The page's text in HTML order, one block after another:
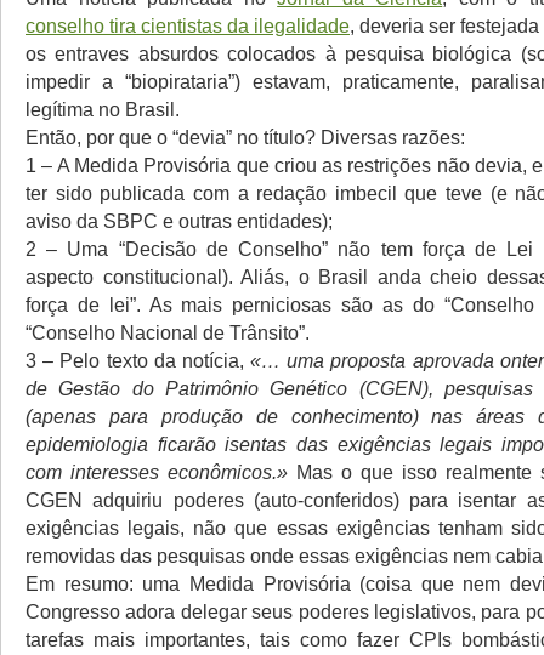
conselho tira cientistas da ilegalidade, deveria ser
os entraves absurdos colocados à pesquisa biológica
impedir a “biopirataria”) estavam, praticamente,
legítima no Brasil.
Então, por que o “devia” no título? Diversas razões:
1 – A Medida Provisória que criou as restrições não devia,
ter sido publicada com a redação imbecil que teve (e
aviso da SBPC e outras entidades);
2 – Uma “Decisão de Conselho” não tem força de Lei
aspecto constitucional). Aliás, o Brasil anda cheio
força de lei”. As mais perniciosas são as do “Conselho
“Conselho Nacional de Trânsito”.
3 – Pelo texto da notícia, «… uma proposta aprovada
de Gestão do Patrimônio Genético (CGEN),
(apenas para produção de conhecimento) nas áreas
epidemiologia ficarão isentas das exigências legais
com interesses econômicos.» Mas o que isso realmente
CGEN adquiriu poderes (auto-conferidos) para isentar
exigências legais, não que essas exigências tenham
removidas das pesquisas onde essas exigências nem
Em resumo: uma Medida Provisória (coisa que nem
Congresso adora delegar seus poderes legislativos, para
tarefas mais importantes, tais como fazer CPIs